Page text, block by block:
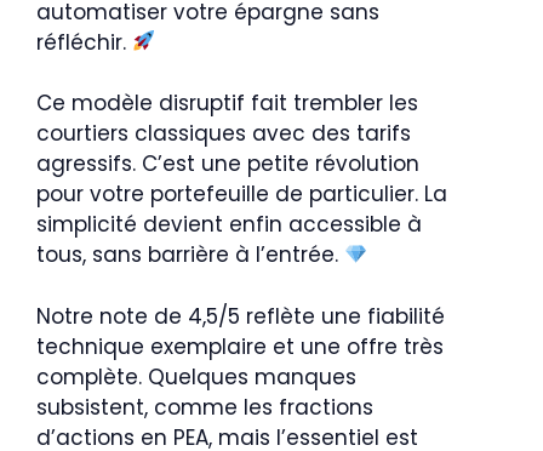
automatiser votre épargne sans
réfléchir.
Ce modèle disruptif fait trembler les
courtiers classiques avec des tarifs
agressifs. C’est une petite révolution
pour votre portefeuille de particulier. La
simplicité devient enfin accessible à
tous, sans barrière à l’entrée.
Notre note de 4,5/5 reflète une fiabilité
technique exemplaire et une offre très
complète. Quelques manques
subsistent, comme les fractions
d’actions en PEA, mais l’essentiel est